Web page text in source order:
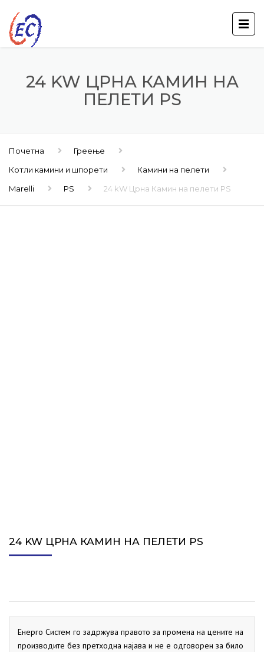
24 KW ЦРНА КАМИН НА
ПЕЛЕТИ PS
Почетна
Греење
Котли камини и шпорети
Камини на пелети
Marelli
PS 24 kW Црна Камин на пелети PS
24 KW ЦРНА КАМИН НА ПЕЛЕТИ PS
Енерго Систем го задржува правото за промена на цените на
производите без претходна најава и не е одговорен за било